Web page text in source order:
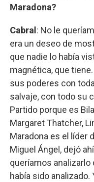
Maradona?
Cabral : No le
era un deseo de
que nadie lo había
magnética, que
sus poderes con
salvaje, con todo su
Partido porque es
Margaret Thatcher,
Maradona es el líder
Miguel Ángel, dejó
queríamos
había sido